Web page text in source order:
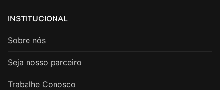
INSTITUCIONAL
Sobre nós
Seja nosso parceiro
Trabalhe Conosco